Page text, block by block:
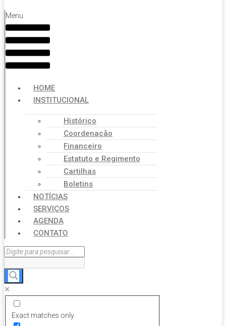
Menu
HOME
INSTITUCIONAL
Histórico
Coordenação
Financeiro
Estatuto e Regimento
Cartilhas
Boletins
NOTÍCIAS
SERVIÇOS
AGENDA
CONTATO
Exact matches only